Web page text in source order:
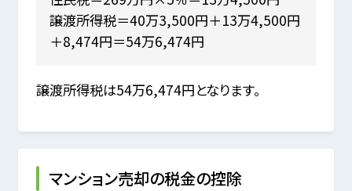
譲渡所得税＝40万3,500円＋13万4,500円
＋8,474円＝54万6,474円
譲渡所得税は54万6,474円となります。
マンション売却の税金の控除